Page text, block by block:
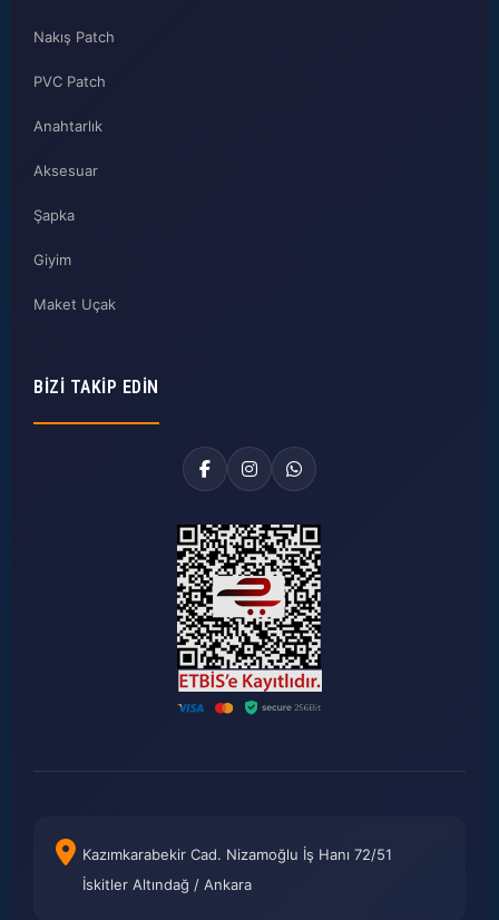
Nakış Patch
PVC Patch
Anahtarlık
Aksesuar
Şapka
Giyim
Maket Uçak
BIZI TAKIP EDIN
Kazımkarabekir Cad. Nizamoğlu İş Hanı 72/51
İskitler Altındağ / Ankara